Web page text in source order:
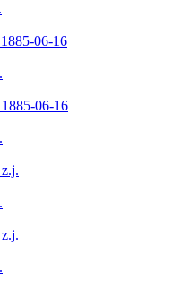
06-16
06-16